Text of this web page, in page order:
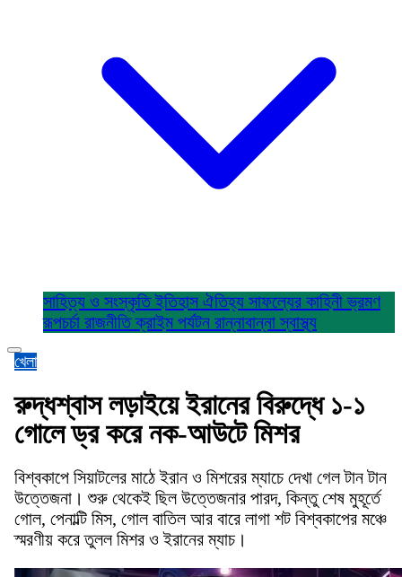
সাহিত্য ও সংস্কৃতিইতিহাস ঐতিহ্য সাফল্যের কাহিনীভ্রমণ
রূপচর্চা রাজনীতিক্রাইম পর্যটন রান্নাবান্নাস্বাস্থ্য
খেলা
রুদ্ধশ্বাস লড়াইয়ে ইরানের বিরুদ্ধে ১-১
গোলে ড্র করে নক-আউটে মিশর
বিশ্বকাপে সিয়াটলের মাঠে ইরান ও মিশরের ম্যাচে দেখা গেল টান টান
উত্তেজনা। শুরু থেকেই ছিল উত্তেজনার পারদ, কিন্তু শেষ মুহূর্তে
গোল, পেনাল্টি মিস, গোল বাতিল আর বারে লাগা শট বিশ্বকাপের মঞ্চে
স্মরণীয় করে তুলল মিশর ও ইরানের ম্যাচ।